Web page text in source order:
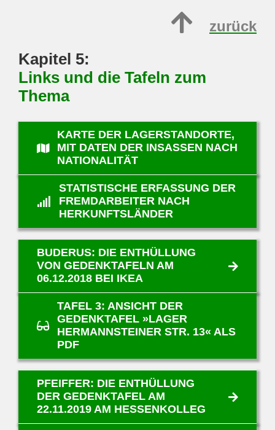
zurück
Kapitel 5:
Links und die Tafeln zum
Thema
KARTE DER LAGERSTANDORTE,
MIT DATEN DER INSASSEN NACH
NATIONALITÄT
STATISTISCHE ERFASSUNG DER
FREMDARBEITER NACH
HERKUNFTSLÄNDER
BUDERUS: DIE ENTHÜLLUNG
VON GEDENKTAFELN AM
06.12.2018 BEI IKEA
TAFEL 3: ANSICHT DER
GEDENKTAFEL »LAGER
HERMANNSTEINER STR. 13« ALS
PDF
PFEIFFER: DIE ENTHÜLLUNG
DER GEDENKTAFEL AM
22.11.2019 AM HESSENKOLLEG